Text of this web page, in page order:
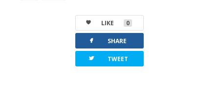
LIKE 0
facebook SHARE
twitterbird TWEET